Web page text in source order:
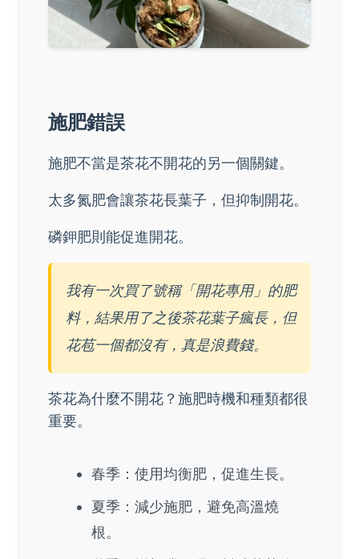
施肥錯誤
施肥不當是茶花不開花的另一個關鍵。
太多氮肥會讓茶花長葉子，但抑制開花。
磷鉀肥則能促進開花。
我有一次買了號稱「開花專用」的肥
料，結果用了之後茶花葉子瘋長，但
花苞一個都沒有，真是浪費錢。
茶花為什麼不開花？施肥時機和種類都很
重要。
春季：使用均衡肥，促進生長。
夏季：減少施肥，避免高溫燒
根。